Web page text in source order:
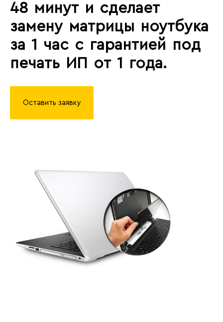
48 минут и сделает
замену матрицы ноутбука
за 1 час с гарантией под
печать ИП от 1 года.
Оставить заявку